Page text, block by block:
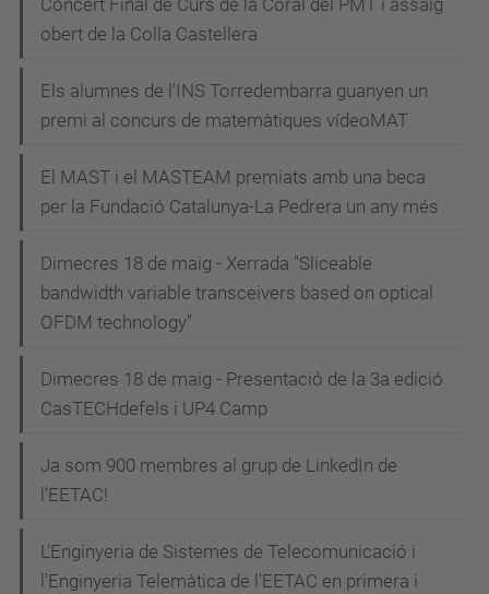
g
c
Concert Final de Curs de la Coral del PMT i assaig
obert de la Colla Castellera
Els alumnes de l'INS Torredembarra guanyen un
premi al concurs de matemàtiques vídeoMAT
El MAST i el MASTEAM premiats amb una beca
per la Fundació Catalunya-La Pedrera un any més
Dimecres 18 de maig - Xerrada "Sliceable
bandwidth variable transceivers based on optical
OFDM technology"
Dimecres 18 de maig - Presentació de la 3a edició
CasTECHdefels i UP4 Camp
Ja som 900 membres al grup de LinkedIn de
l'EETAC!
L'Enginyeria de Sistemes de Telecomunicació i
l'Enginyeria Telemàtica de l'EETAC en primera i